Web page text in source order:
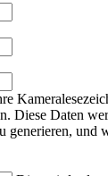
Diese Daten
und